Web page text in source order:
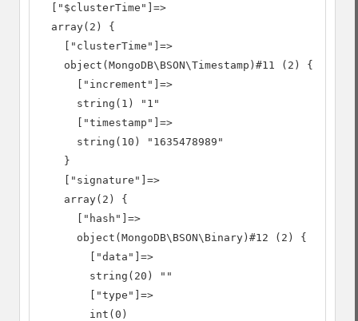
  ["$clusterTime"]=>
  array(2) {
    ["clusterTime"]=>
    object(MongoDB\BSON\Timestamp)#11 (2) {
      ["increment"]=>
      string(1) "1"
      ["timestamp"]=>
      string(10) "1635478989"
    }
    ["signature"]=>
    array(2) {
      ["hash"]=>
      object(MongoDB\BSON\Binary)#12 (2) {
        ["data"]=>
        string(20) ""
        ["type"]=>
        int(0)